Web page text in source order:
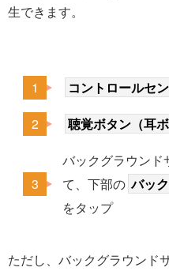
生できます。
コントロールセ
聴覚ボタン（耳ボ
バックグラウンド
て、下部の バッ
をタップ
ただし、バックグラウンド